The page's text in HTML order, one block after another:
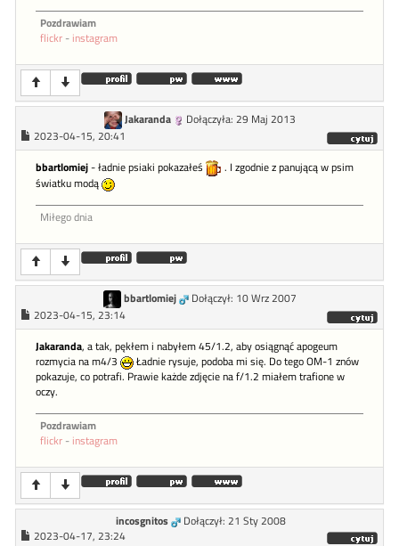
Pozdrawiam
flickr - instagram
Jakaranda
Dołączyła: 29 Maj 2013
2023-04-15, 20:41
bbartlomiej- ładnie psiaki pokazałeś
. I zgodnie z panującą w psim
światku modą
Miłego dnia
bbartlomiej
Dołączył: 10 Wrz 2007
2023-04-15, 23:14
Jakaranda, a tak, pękłem i nabyłem 45/1.2, aby osiągnąć apogeum
rozmycia na m4/3
Ładnie rysuje, podoba mi się. Do tego OM-1 znów
pokazuje, co potrafi. Prawie każde zdjęcie na f/1.2 miałem trafione w
oczy.
Pozdrawiam
flickr - instagram
incosgnitos
Dołączył: 21 Sty 2008
2023-04-17, 23:24